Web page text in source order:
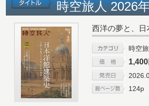
時空旅人 2026
西洋の夢と、
時空
1,400
124p